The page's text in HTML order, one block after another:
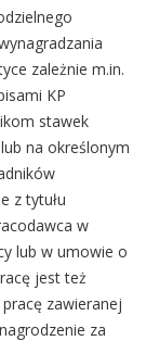
zależnie m.in.
KP
stawek
na określonym
z tytułu
w
lub w umowie o
jest też
zawieranej
za